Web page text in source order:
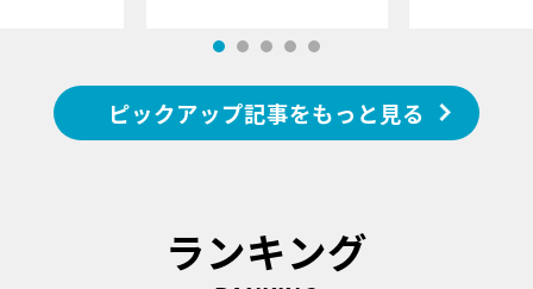
ピックアップ記事をもっと見る
ランキング